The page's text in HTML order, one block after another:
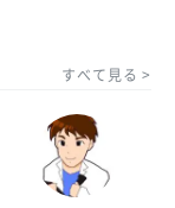
すべて見る